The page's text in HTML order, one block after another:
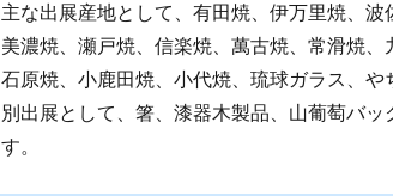
主な出展産地として、有田焼、伊万里焼、波
美濃焼、瀬戸焼、信楽焼、萬古焼、常滑焼
石原焼、小鹿田焼、小代焼、琉球ガラス、
別出展として、箸、漆器木製品、山葡萄バ
す。